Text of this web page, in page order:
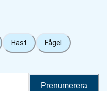
Häst Fågel
Prenumerera